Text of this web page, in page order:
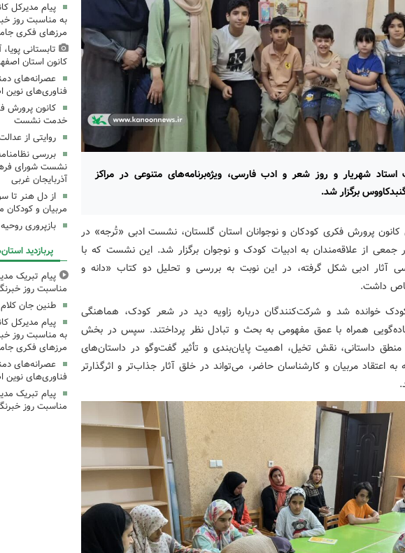
شهریار و روز شعر و ادب فارسی، ویژه‌برنامه‌های متنوعی در مراکز
برگزار شد.
کانون پرورش فکری کودکان و نوجوانان استان گلستان، نشست ادبی «تُرجه» در
از علاقه‌مندان به ادبیات کودک و نوجوان برگزار شد. این نشست که با
آثار ادبی شکل گرفته، در این نوبت به بررسی و تحلیل دو کتاب «دانه و
داشت.
خوانده شد و شرکت‌کنندگان درباره زاویه دید در شعر کودک، هماهنگی
همراه با عمق مفهومی به بحث و تبادل نظر پرداختند. سپس در بخش
داستانی، نقش تخیل، اهمیت پایان‌بندی و تأثیر گفت‌وگو در داستان‌های
به اعتقاد مربیان و کارشناسان حاضر، می‌تواند در خلق آثار جذاب‌تر و اثرگذارتر
پیام مدیرکل
به مناسبت روز
مرزهای فکری
تابستانی
کانون استان
عصرانه‌های
فناوری‌های نوین
کانون پرورش
خدمت نشست
روایتی از
بررسی
نشست شورای
آذربایجان غربی
از دل هنر تا
مربیان و کودکان
بازپروری
پربازدید
پیام تبریک
مناسبت روز
طنین جان
پیام مدیرکل
به مناسبت روز
مرزهای فکری
عصرانه‌های
فناوری‌های نوین
پیام تبریک
مناسبت روز